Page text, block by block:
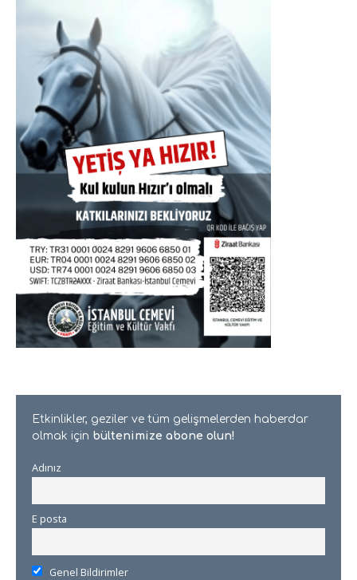
Etkinlikler, geziler ve tüm gelişmelerden haberdar
olmak için bültenimize abone olun!
Adınız
E posta
Genel Bildirimler